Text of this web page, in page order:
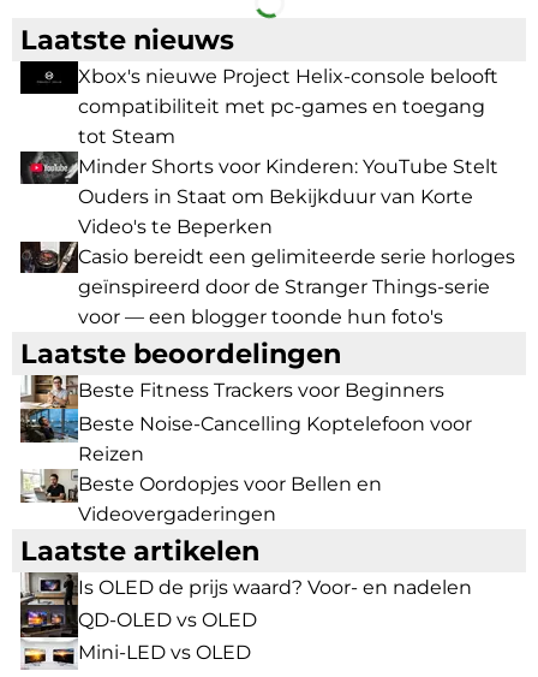
Laatste nieuws
Xbox's nieuwe Project Helix-console belooft
compatibiliteit met pc-games en toegang
tot Steam
Minder Shorts voor Kinderen: YouTube Stelt
Ouders in Staat om Bekijkduur van Korte
Video's te Beperken
Casio bereidt een gelimiteerde serie horloges
geïnspireerd door de Stranger Things-serie
voor — een blogger toonde hun foto's
Laatste beoordelingen
Beste Fitness Trackers voor Beginners
Beste Noise-Cancelling Koptelefoon voor
Reizen
Beste Oordopjes voor Bellen en
Videovergaderingen
Laatste artikelen
Is OLED de prijs waard? Voor- en nadelen
QD-OLED vs OLED
Mini-LED vs OLED